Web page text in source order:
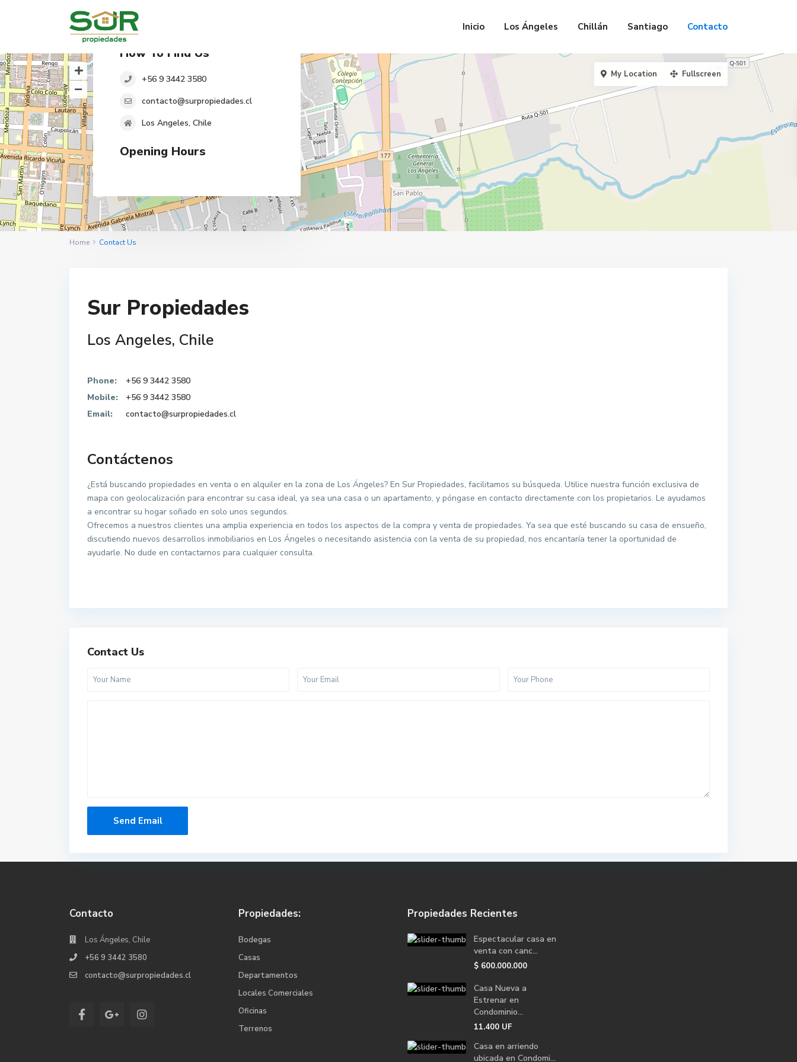
Inicio Los Ángeles Chillán Santiago Contacto
How To Find Us
+56 9 3442 3580
contacto@surpropiedades.cl
Los Angeles, Chile
Opening Hours
My Location Fullscreen
Home Contact Us
Sur Propiedades
Los Angeles, Chile
Phone:
+56 9 3442 3580
Mobile:
+56 9 3442 3580
Email:
contacto@surpropiedades.cl
Contáctenos
¿Está buscando propiedades en venta o en alquiler en la zona de Los Ángeles? En Sur Propiedades, facilitamos su búsqueda. Utilice nuestra función exclusiva de
mapa con geolocalización para encontrar su casa ideal, ya sea una casa o un apartamento, y póngase en contacto directamente con los propietarios. Le ayudamos
a encontrar su hogar soñado en solo unos segundos.
Ofrecemos a nuestros clientes una amplia experiencia en todos los aspectos de la compra y venta de propiedades. Ya sea que esté buscando su casa de ensueño,
discutiendo nuevos desarrollos inmobiliarios en Los Ángeles o necesitando asistencia con la venta de su propiedad, nos encantaría tener la oportunidad de
ayudarle. No dude en contactarnos para cualquier consulta.
Contact Us
Contacto
Los Ángeles, Chile
+56 9 3442 3580
contacto@surpropiedades.cl
Propiedades:
Bodegas
Casas
Departamentos
Locales Comerciales
Oficinas
Terrenos
Propiedades Recientes
Espectacular casa en
venta con canc...
$ 600.000.000
Casa Nueva a
Estrenar en
Condominio...
11.400 UF
Casa en arriendo
ubicada en Condomi...